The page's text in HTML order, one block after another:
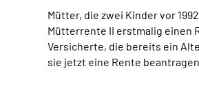
Mütter, die zwei Kinder vor
Mütterrente II erstmalig einen
Versicherte, die bereits ein
sie jetzt eine Rente